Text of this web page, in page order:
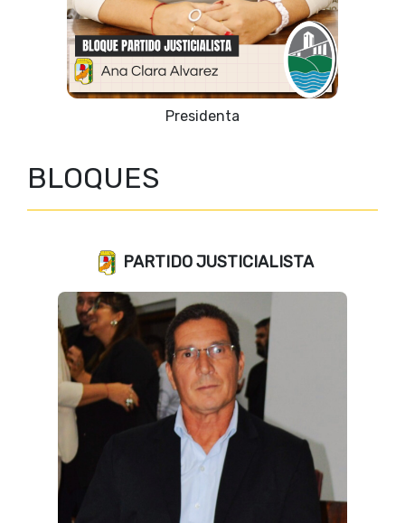
Vicepresidente 1º
BLOQUES
PARTIDO JUSTICIALISTA